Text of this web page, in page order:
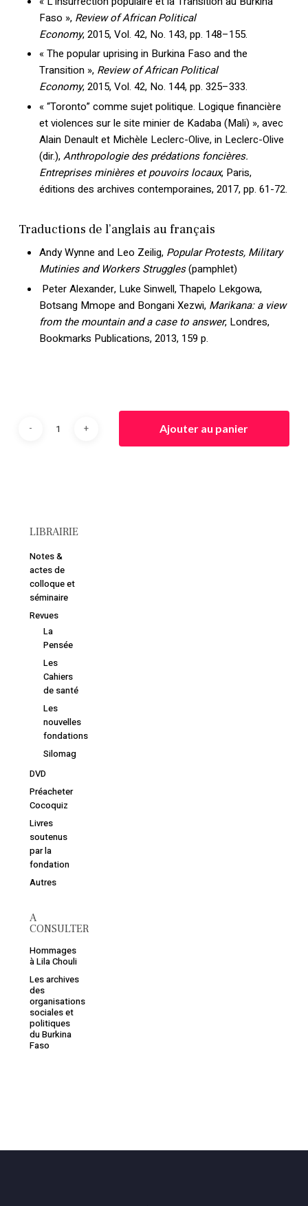
Votre panier est vide.
Retourner à la
librairie
Faso », Review of African Political
Economy, 2015, Vol. 42, No. 143, pp. 148–155.
« The popular uprising in Burkina Faso and the
Transition », Review of African Political
Economy, 2015, Vol. 42, No. 144, pp. 325–333.
« “Toronto” comme sujet politique. Logique financière
et violences sur le site minier de Kadaba (Mali) », avec
Alain Denault et Michèle Leclerc-Olive, in Leclerc-Olive
(dir.),Anthropologie des prédations foncières.
Entreprises minières et pouvoirs locaux, Paris,
éditions des archives contemporaines, 2017, pp. 61-72.
Traductions de l’anglais au français
Andy Wynne and Leo Zeilig, Popular Protests, Military
Mutinies and Workers Struggles(pamphlet)
Peter Alexander, Luke Sinwell, Thapelo Lekgowa,
Botsang Mmope and Bongani Xezwi, Marikana: a view
from the mountain and a case to answer, Londres,
Bookmarks Publications, 2013, 159 p.
Ajouter au panier
LIBRAIRIE
Notes &
actes de
colloque et
séminaire
Revues
La
Pensée
Les
Cahiers
de santé
Les
nouvelles
fondations
Silomag
DVD
Préacheter
Cocoquiz
Livres
soutenus
par la
fondation
Autres
A
CONSULTER
Hommages
à Lila Chouli
Les archives
des
organisations
sociales et
politiques
du Burkina
Faso